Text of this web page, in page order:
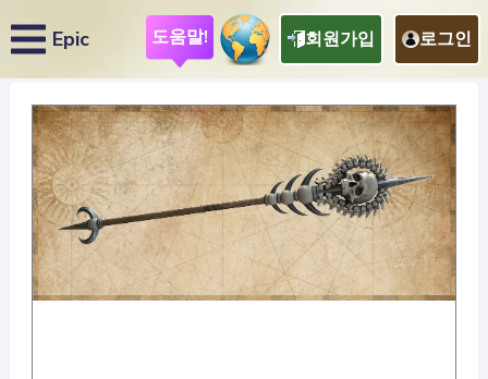
Epic 도움말! 회원가입 로그인